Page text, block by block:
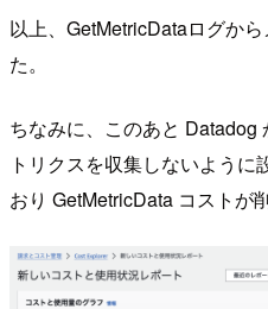
以上、GetMetricDataログか
た。
ちなみに、このあと Datadog
トリクスを収集しないよう
おり GetMetricData コストが